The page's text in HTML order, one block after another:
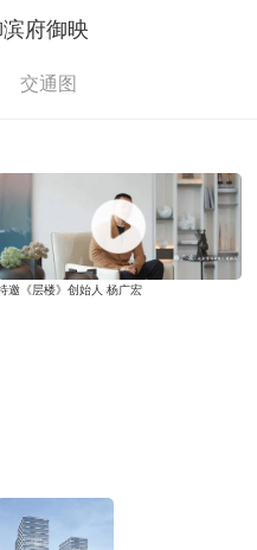
滨府御映
交通图
邀《层楼》创始人 杨广宏